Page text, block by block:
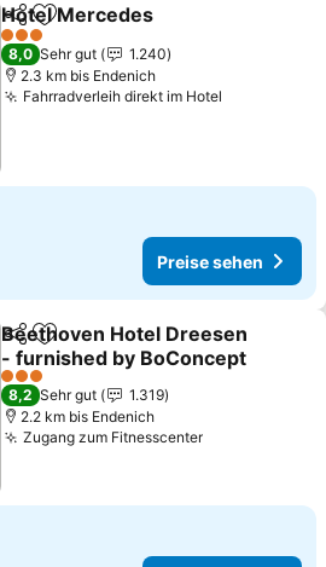
TeilenZu Favoriten hinzufügen
Hotel Mercedes
3 Sterne
8,0 Sehr gut
1.240
2.3 km bis Endenich
Fahrradverleih direkt im Hotel
Preise sehen
TeilenZu Favoriten hinzufügen
Beethoven Hotel Dreesen
- furnished by BoConcept
3 Sterne
8,2 Sehr gut
1.319
2.2 km bis Endenich
Zugang zum Fitnesscenter